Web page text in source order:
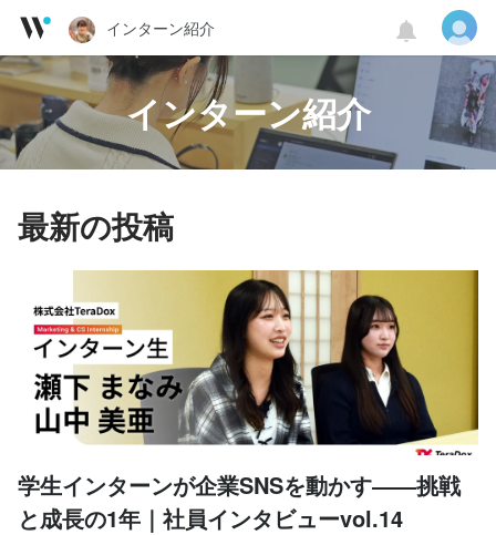
インターン紹介
インターン紹介
最新の投稿
学生インターンが企業SNSを動かす――挑戦
と成長の1年｜社員インタビューvol.14